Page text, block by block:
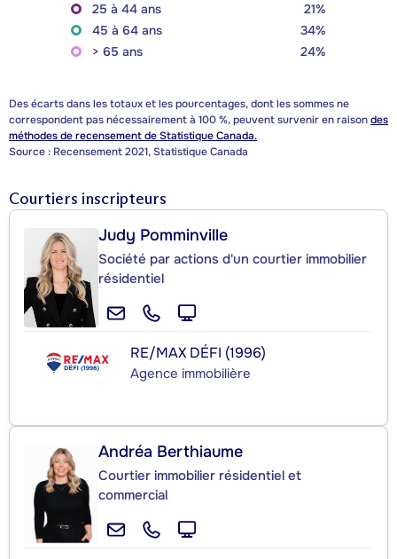
25 à 44 ans
21%
45 à 64 ans
34%
> 65 ans
24%
Des écarts dans les totaux et les pourcentages, dont les sommes ne
correspondent pas nécessairement à 100 %, peuvent survenir en raisondes
méthodes de recensement de Statistique Canada.
Source : Recensement 2021, Statistique Canada
Courtiers inscripteurs
Judy Pomminville
Société par actions d'un courtier immobilier
résidentiel
RE/MAX DÉFI (1996)
Agence immobilière
Andréa Berthiaume
Courtier immobilier résidentiel et
commercial